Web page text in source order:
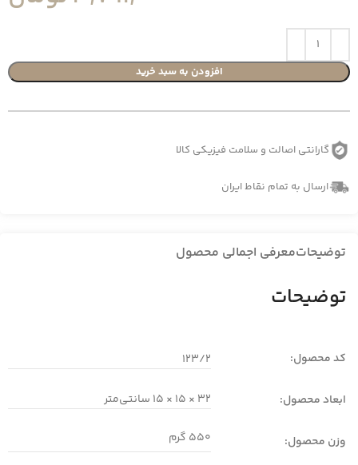
افزودن به سبد خرید
گارانتی اصالت و سلامت فیزیکی کالا
ارسال به تمام نقاط ایران
توضیحاتمعرفی اجمالی محصول
توضیحات
کد محصول:
ابعاد محصول:
وزن محصول:
123/2
32 × 15 × 15 سانتی‌متر
550 گرم